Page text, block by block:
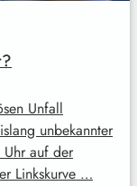
Unfall
unbekannter
auf der
Linkskurve …